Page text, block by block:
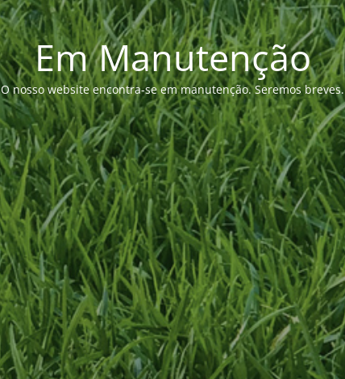
Em Manutenção
O nosso website encontra-se em manutenção. Seremos breves.